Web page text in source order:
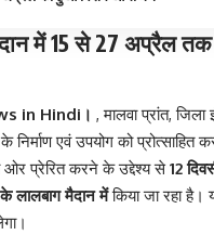
में 15 से 27 अप्रैल
in Hindi। , मालवा प्रांत, जिला
निर्माण एवं उपयोग को प्रोत्साहित
ओर प्रेरित करने के उद्देश्य से12
लालबाग मैदान मेंकिया जा रहा